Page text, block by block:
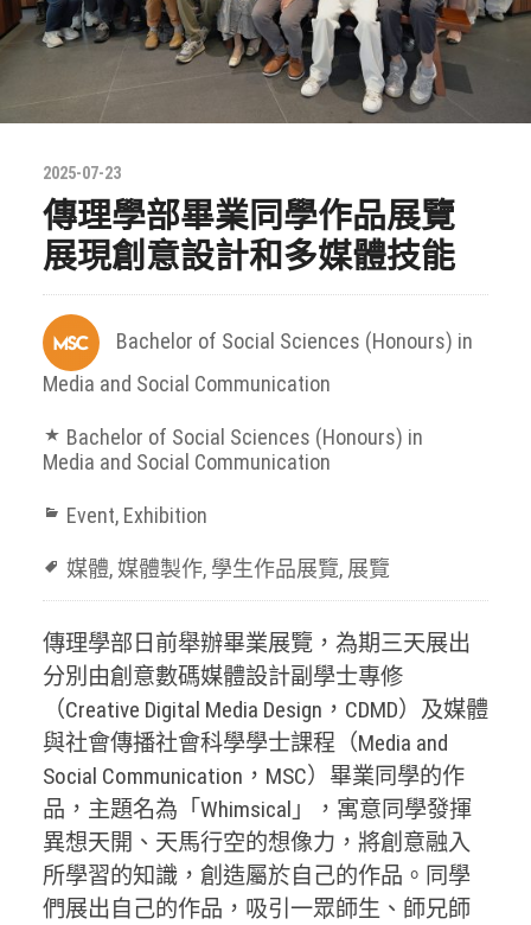
2025-07-23
傳理學部畢業同學作品展覽
展現創意設計和多媒體技能
Bachelor of Social Sciences (Honours) in
Media and Social Communication
Bachelor of Social Sciences (Honours) in
Media and Social Communication
Event, Exhibition
媒體,媒體製作, 學生作品展覽, 展覽
傳理學部日前舉辦畢業展覽，為期三天展出
分別由創意數碼媒體設計副學士專修
（Creative Digital Media Design，CDMD）及媒體
與社會傳播社會科學學士課程（Media and
Social Communication，MSC）畢業同學的作
品，主題名為「Whimsical」，寓意同學發揮
異想天開、天馬行空的想像力，將創意融入
所學習的知識，創造屬於自己的作品。同學
們展出自己的作品，吸引一眾師生、師兄師